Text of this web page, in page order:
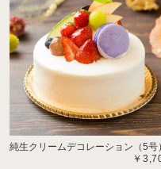
純生クリームデコレーション（5号
￥